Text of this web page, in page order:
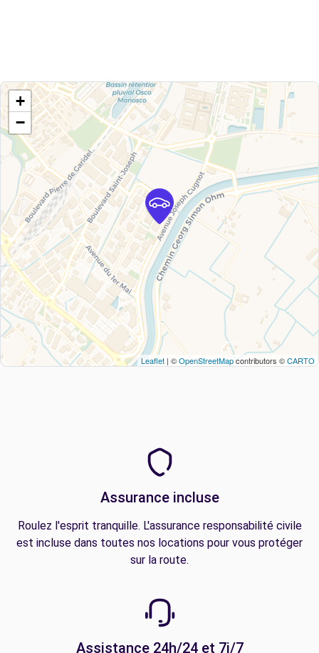
+
−
Leaflet | ©OpenStreetMapcontributors ©CARTO
Assurance incluse
Roulez l'esprit tranquille. L'assurance responsabilité civile
est incluse dans toutes nos locations pour vous protéger
sur la route.
Assistance 24h/24 et 7j/7